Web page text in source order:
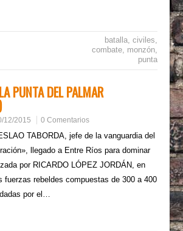
batalla, civiles,
combate, monzón,
punta
PUNTA DEL PALMAR
12/2015 0 Comentarios
TABORDA, jefe de la vanguardia del
llegado a Entre Ríos para dominar
por RICARDO LÓPEZ JORDÁN, en
fuerzas rebeldes compuestas de 300 a 400
por el…